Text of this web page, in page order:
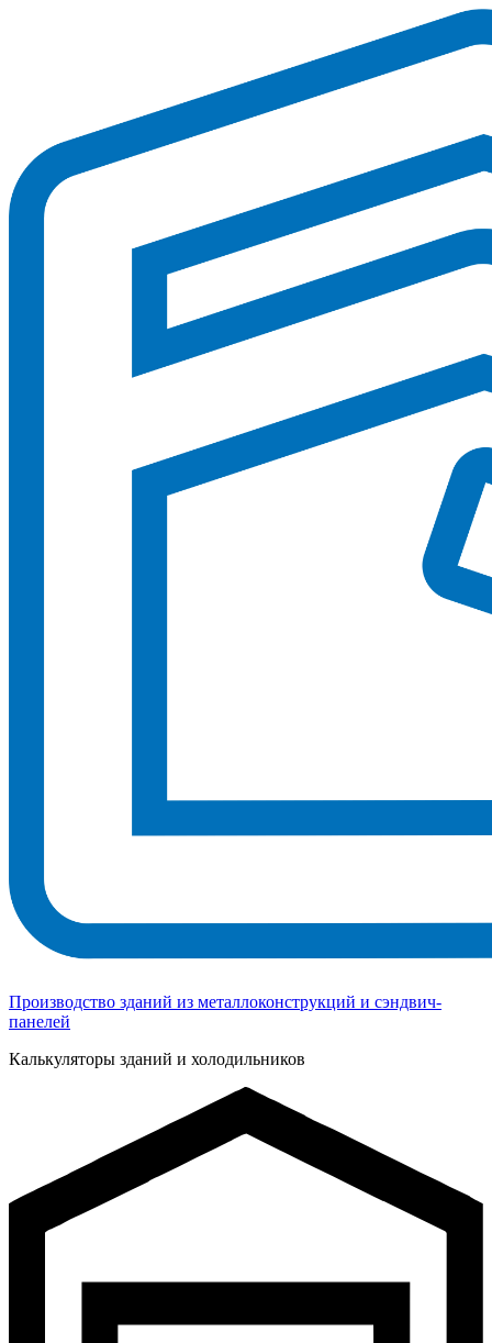
Производство зданий из металлоконструкций и сэндвич-
панелей
Калькуляторы зданий и холодильников